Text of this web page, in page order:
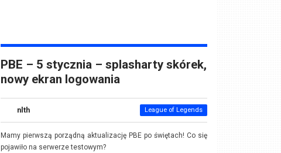
PBE – 5 stycznia – splasharty skórek,
nowy ekran logowania
nlth League of Legends
Mamy pierwszą porządną aktualizację PBE po świętach! Co się
pojawiło na serwerze testowym?